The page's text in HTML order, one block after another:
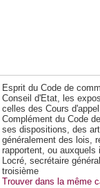
Esprit du Code de
Conseil d'Etat, les
celles des Cours
Complément du Code
ses dispositions, des
généralement des lois,
rapportent, ou
Locré, secrétaire
troisième
Trouver dans la même